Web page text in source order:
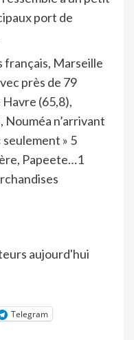
port de
français, Marseille
près de 79
(65,8),
Nouméa n’arrivant
seulement » 5
Papeete…1
aujourd'hui
Telegram